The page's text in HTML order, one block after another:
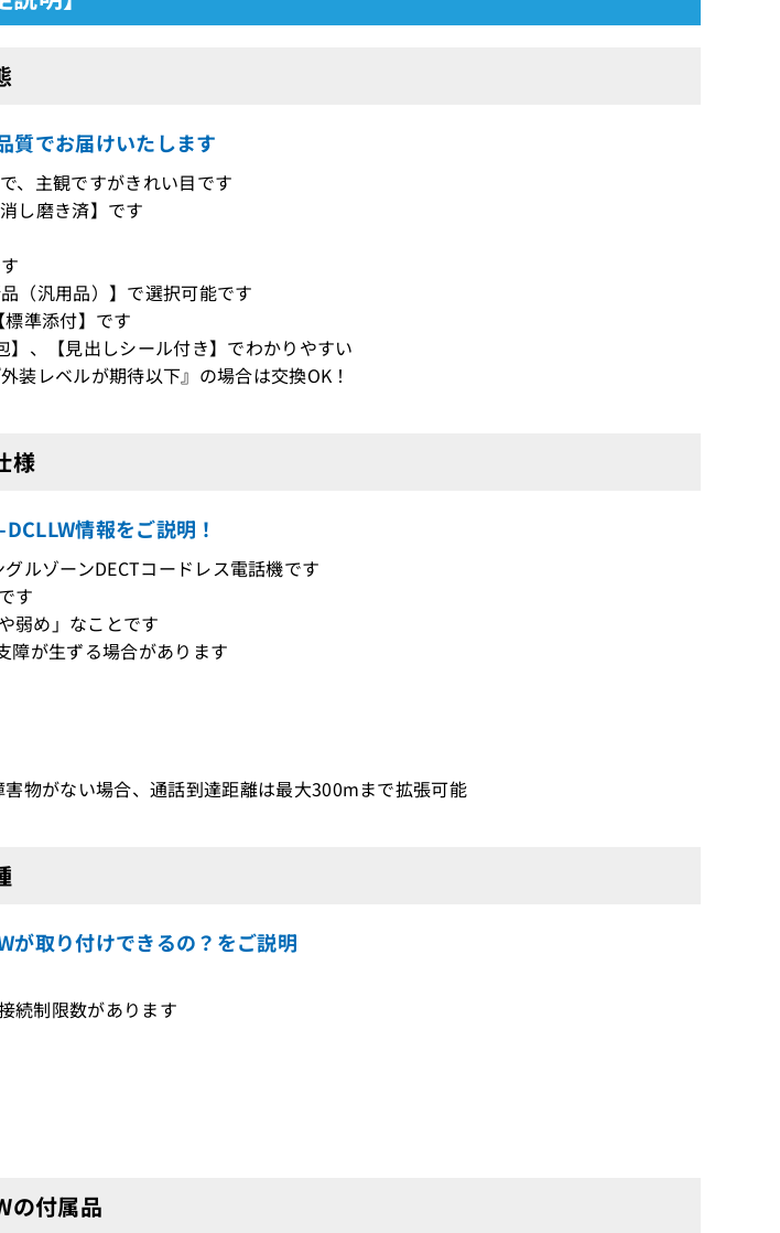
質でお届けいたします
、主観ですがきれい目です
し磨き済】です
（汎用品）】で選択可能です
準添付】です
、【見出しシール付き】でわかりやすい
レベルが期待以下』の場合は交換OK！
様
情報をご説明！
ルゾーンDECTコードレス電話機です
す
弱め」なことです
が生ずる場合があります
物がない場合、通話到達距離は最大300mまで拡張可能
が取り付けできるの？をご説明
続制限数があります
の付属品